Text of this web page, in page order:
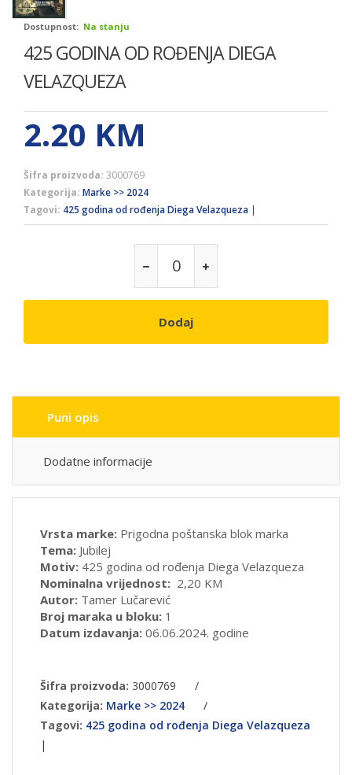
Dostupnost: Na stanju
425 GODINA OD ROĐENJA DIEGA
VELAZQUEZA
2.20 KM
Šifra proizvoda: 3000769
Kategorija: Marke >> 2024
Tagovi: 425 godina od rođenja Diega Velazqueza
Dodaj
Puni opis
Dodatne informacije
Vrsta marke: Prigodna poštanska blok marka
Tema: Jubilej
Motiv: 425 godina od rođenja Diega Velazqueza
Nominalna vrijednost: 2,20 KM
Autor: Tamer Lučarević
Broj maraka u bloku: 1
Datum izdavanja: 06.06.2024. godine
Šifra proizvoda: 3000769
/
Kategorija: Marke >> 2024
/
Tagovi: 425 godina od rođenja Diega Velazqueza
|